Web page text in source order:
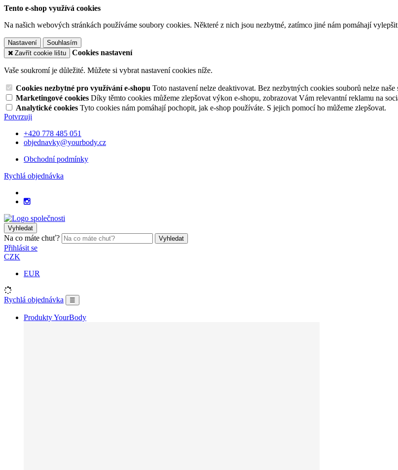
Tento e-shop využívá cookies
Na našich webových stránkách používáme soubory cookies. Některé z nich jsou nezbytné, zatímco jiné nám pomáhají
Nastavení
Souhlasím
Zavřít cookie lištu
Cookies nastavení
Vaše soukromí je důležité. Můžete si vybrat nastavení cookies níže.
Cookies nezbytné pro využívání e-shopu Toto nastavení nelze deaktivovat. Bez nezbytných cookies souborů nelze
Marketingové cookies Díky těmto cookies můžeme zlepšovat výkon e-shopu, zobrazovat Vám relevantní reklamu na
Analytické cookies Tyto cookies nám pomáhají pochopit, jak e-shop používáte. S jejich pomocí ho můžeme zlepšovat.
Potvrzuji
+420 778 485 051
objednavky@yourbody.cz
Obchodní podmínky
Rychlá objednávka
Vyhledat
Na co máte chuť? Vyhledat
Přihlásit se
CZK
EUR
Rychlá objednávka ☰
Produkty YourBody